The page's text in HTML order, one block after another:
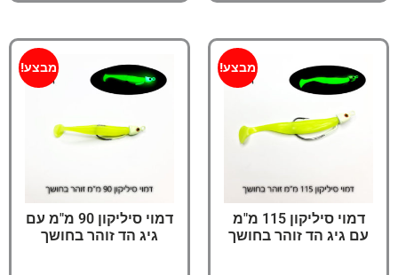
מבצע!
דמוי סיליקון 115 מ"מ
עם גיג הד זוהר בחושך
מבצע!
דמוי סיליקון 90 מ"מ עם
גיג הד זוהר בחושך